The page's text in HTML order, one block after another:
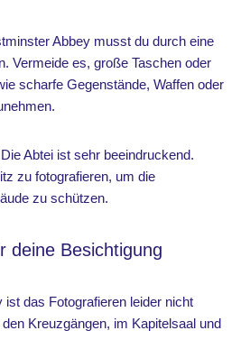
Abbey musst du durch eine
Vermeide es, große Taschen oder
scharfe Gegenstände, Waffen oder
Abtei ist sehr beeindruckend.
zu fotografieren, um die
zu schützen.
deine Besichtigung
das Fotografieren leider nicht
Kreuzgängen, im Kapitelsaal und